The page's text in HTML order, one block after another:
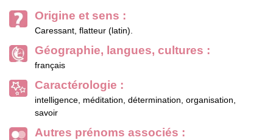
Origine et sens :
Caressant, flatteur (latin).
Géographie, langues, cultures :
français
Caractérologie :
intelligence, méditation, détermination, organisation,
savoir
Autres prénoms associés :